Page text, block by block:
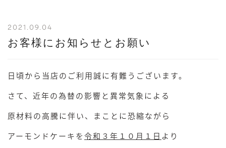
2021.09.04
お客様にお知らせとお願い
日頃から当店のご利用誠に有難うございます。
さて、近年の為替の影響と異常気象による
原材料の高騰に伴い、まことに恐縮ながら
アーモンドケーキを令和３年１０月１日 より